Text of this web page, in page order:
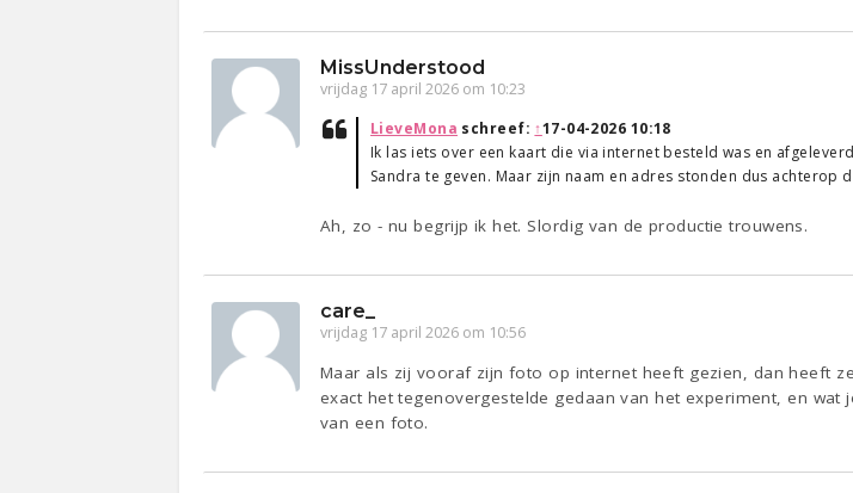
MissUnderstood
vrijdag 17 april 2026 om 10:23
LieveMona schreef: ↑17-04-2026 10:18
Ik las iets over een kaart die via internet besteld was en
Sandra te geven. Maar zijn naam en adres stonden dus achterop
Ah, zo - nu begrijp ik het. Slordig van de productie trouwens.
care_
vrijdag 17 april 2026 om 10:56
Maar als zij vooraf zijn foto op internet heeft gezien, dan heeft
exact het tegenovergestelde gedaan van het experiment, en
van een foto.